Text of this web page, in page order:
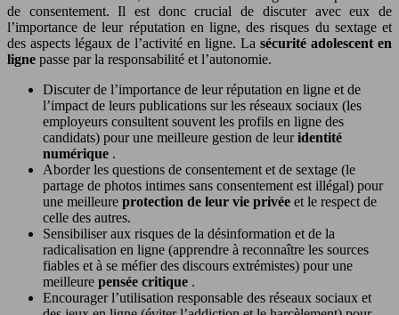
de consentement. Il est donc crucial de discuter avec eux de
l’importance de leur réputation en ligne, des risques du sextage et
des aspects légaux de l’activité en ligne. La sécurité adolescent en
ligne passe par la responsabilité et l’autonomie.
Discuter de l’importance de leur réputation en ligne et de
l’impact de leurs publications sur les réseaux sociaux (les
employeurs consultent souvent les profils en ligne des
candidats) pour une meilleure gestion de leuridentité
numérique .
Aborder les questions de consentement et de sextage (le
partage de photos intimes sans consentement est illégal) pour
une meilleure protection de leur vie privée et le respect de
celle des autres.
Sensibiliser aux risques de la désinformation et de la
radicalisation en ligne (apprendre à reconnaître les sources
fiables et à se méfier des discours extrémistes) pour une
meilleure pensée critique .
Encourager l’utilisation responsable des réseaux sociaux et